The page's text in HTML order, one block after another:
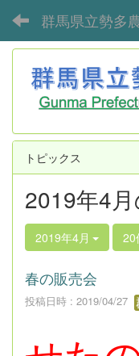
群馬県立勢多
トピックス
2019年4
2019年4月 20
春の販売会
投稿日時 : 2019/04/27